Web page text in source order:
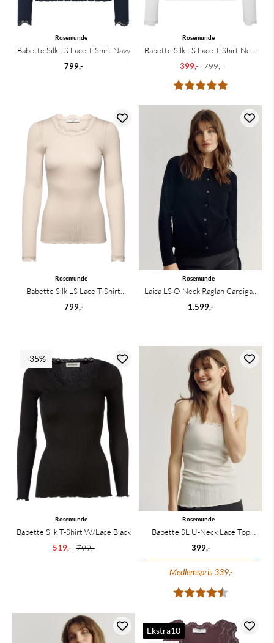
Rosemunde
Babette Silk LS Lace T-Shirt Navy
799,-
Karakter:
Rosemunde
Babette Silk LS Lace T-Shirt New
White
399,- 799,-
Rosemunde
Babette Silk LS Lace T-Shirt
Cacao
799,-
Rosemunde
Laica LS O-Neck Raglan Cardigan
Black
1.599,-
-35%
Rosemunde
Babette Silk T-Shirt W/Lace Black
519,- 799,-
Karakter:
Rosemunde
Babette SL U-Neck Lace Top
New White
399,-
Medlemspris 339,-
Ekstra10